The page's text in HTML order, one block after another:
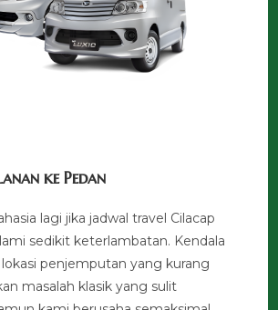
ke Pedan
lagi jika jadwal travel Cilacap
sedikit keterlambatan. Kendala
penjemputan yang kurang
masalah klasik yang sulit